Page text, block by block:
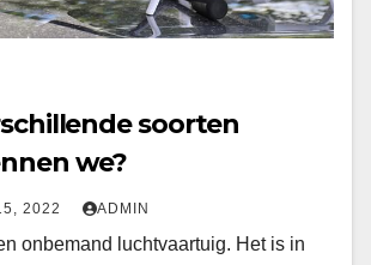
soorten
we?
2022 ADMIN
onbemand luchtvaartuig. Het is in